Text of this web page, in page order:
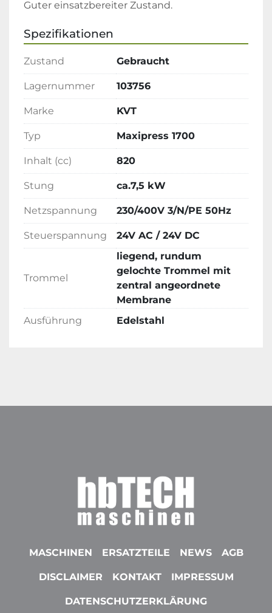
Guter einsatzbereiter Zustand.
Spezifikationen
Zustand Gebraucht
Lagernummer 103756
Marke KVT
Typ Maxipress 1700
Inhalt (cc) 820
Stung ca.7,5 kW
Netzspannung 230/400V 3/N/PE 50Hz
Steuerspannung 24V AC / 24V DC
Trommel
liegend, rundum
gelochte Trommel mit
zentral angeordnete
Membrane
Ausführung
Edelstahl
MASCHINEN ERSATZTEILE NEWS AGB
DISCLAIMER KONTAKT IMPRESSUM
DATENSCHUTZERKLÄRUNG